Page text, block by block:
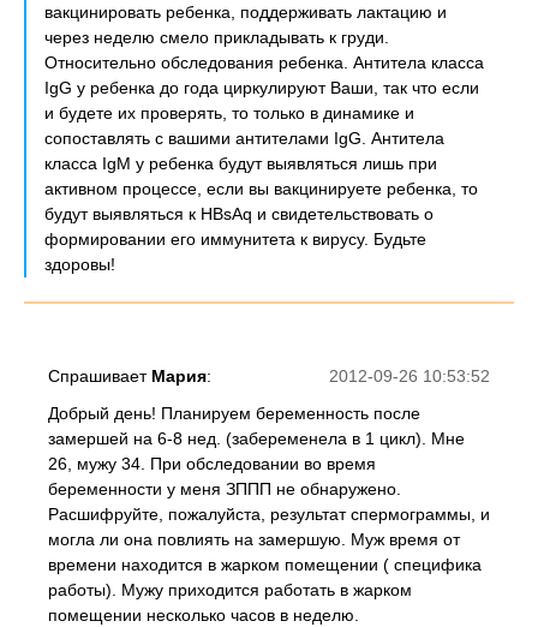
вакцинировать ребенка, поддерживать лактацию и
через неделю смело прикладывать к груди.
Относительно обследования ребенка. Антитела класса
IgG у ребенка до года циркулируют Ваши, так что если
и будете их проверять, то только в динамике и
сопоставлять с вашими антителами IgG. Антитела
класса IgМ у ребенка будут выявляться лишь при
активном процессе, если вы вакцинируете ребенка, то
будут выявляться к HBsAq и свидетельствовать о
формировании его иммунитета к вирусу. Будьте
здоровы!
2012-09-26 10:53:52
Спрашивает Мария:
Добрый день! Планируем беременность после
замершей на 6-8 нед. (забеременела в 1 цикл). Мне
26, мужу 34. При обследовании во время
беременности у меня ЗППП не обнаружено.
Расшифруйте, пожалуйста, результат спермограммы, и
могла ли она повлиять на замершую. Муж время от
времени находится в жарком помещении ( специфика
работы). Мужу приходится работать в жарком
помещении несколько часов в неделю.